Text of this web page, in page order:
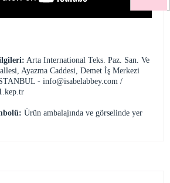
Arta International Teks. Paz. San. Ve
Ayazma Caddesi, Demet İş Merkezi
- info@isabelabbey.com /
Ürün ambalajında ve görselinde yer